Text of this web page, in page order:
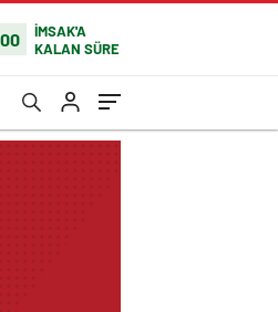
İMSAK'A
KALAN SÜRE